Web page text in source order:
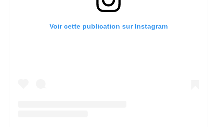
Voir cette publication sur Instagram